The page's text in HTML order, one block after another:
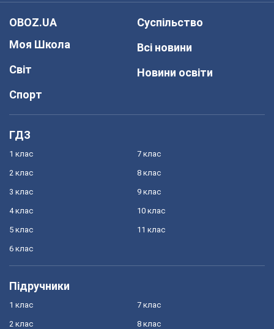
OBOZ.UA
Моя Школа
Світ
Спорт
Суспільство
Всі новини
Новини освіти
ГДЗ
1 клас
2 клас
3 клас
4 клас
5 клас
6 клас
7 клас
8 клас
9 клас
10 клас
11 клас
Підручники
1 клас
2 клас
7 клас
8 клас